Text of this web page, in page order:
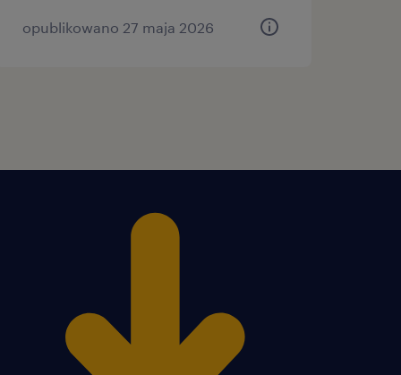
opublikowano 27 maja 2026